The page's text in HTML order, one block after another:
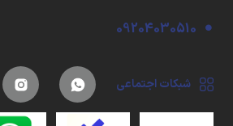
09204030510
شبکات اجتماعی